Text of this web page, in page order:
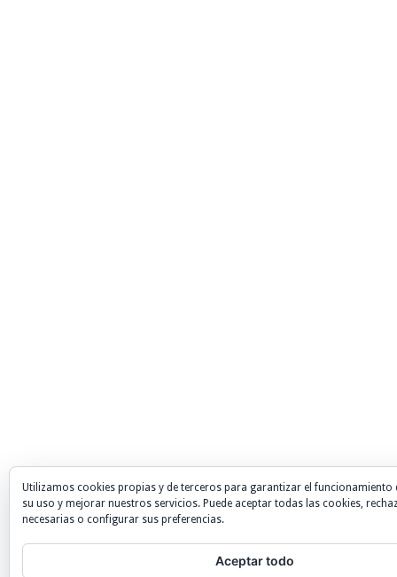
Utilizamos cookies propias y de terceros para garantizar el funcionamiento
su uso y mejorar nuestros servicios. Puede aceptar todas las cookies,
necesarias o configurar sus preferencias.
Aceptar todo